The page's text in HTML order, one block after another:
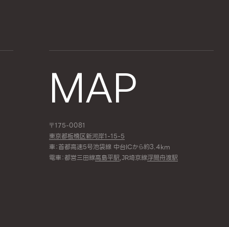
MAP
〒175-0081
東京都板橋区新河岸1-15-5
車：首都高速5号池袋線 中台ICから約3.4km
電車：都営三田線高島平駅,JR埼京線浮間舟渡駅